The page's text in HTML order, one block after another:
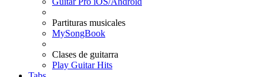
Partituras musicales
MySongBook
Clases de guitarra
Play Guitar Hits